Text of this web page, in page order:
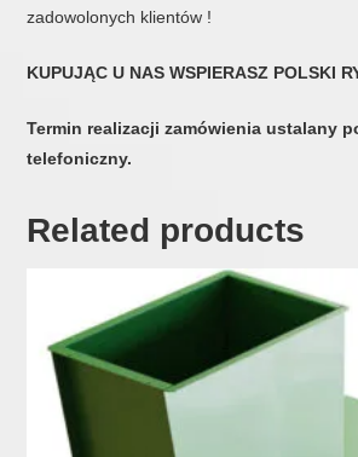
zadowolonych klientów !
KUPUJĄC U NAS WSPIERASZ POLSKI
Termin realizacji zamówienia ustalany
telefoniczny.
Related products